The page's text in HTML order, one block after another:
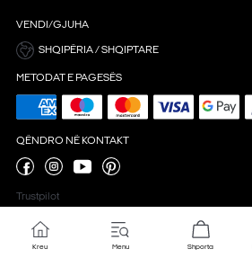
VENDI/GJUHA
SHQIPËRIA / SHQIPTARE
METODAT E PAGESËS
QËNDRO NË KONTAKT
Trustpilot
Cilësimet 'cookie'
Kreu Menu Shporta